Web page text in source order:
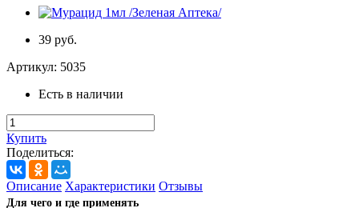
39 руб.
Артикул: 5035
Есть в наличии
Купить
Поделиться:
Описание Характеристики Отзывы
Для чего и где применять